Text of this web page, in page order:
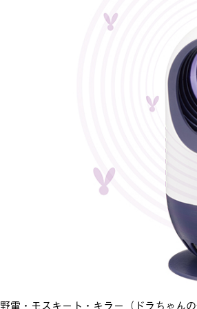
野電・モスキート・キラー（ドラちゃん